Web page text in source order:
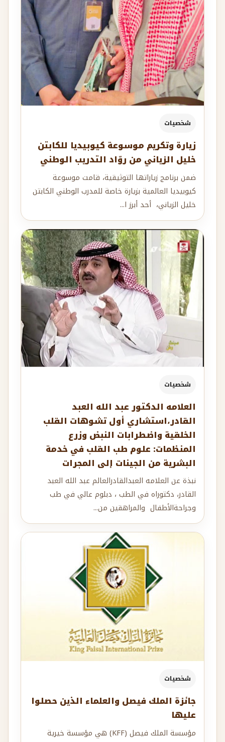
شخصيات
زيارة وتكريم موسوعة كيوبيديا للكابتن
خليل الزياني من روّاد التدريب الوطني
ضمن برنامج زياراتها التوثيقية، قامت موسوعة
كيوبيديا العالمية بزيارة خاصة للمدرب الوطني الكابتن
خليل الزياني، أحد أبرز ا...
شخصيات
العلامه الدكتور عبد الله العبد
القادر،استشاري ‏أول تشوهات القلب
الخلقية واضطرابات النبض وزرع
المنظمات: علوم طب القلب في خدمة
البشرية من الجينات إلى المجرات
نبذة عن العلامه العبدالقادرالعالم عبد الله العبد
القادر، دكتوراه في الطب ، دبلوم عالي في طب
وجراحةالأطفال والمراهقين من...
شخصيات
جائزة الملك فيصل والعلماء الذين حصلوا
عليها
مؤسسة الملك فيصل (KFF) هي مؤسسة خيرية